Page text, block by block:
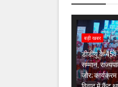
बड़ी खबर
डीडीयू के 45वें
सम्मान,
जोर; कार्यक्रम